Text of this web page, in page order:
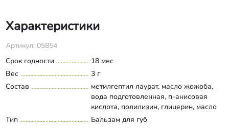
Характеристики
Артикул: 05854
Срок годности
18 мес
Вес
3 г
Состав
метилгептил лаурат, масло жожоба,
вода подготовленная, п-анисовая
кислота, полилизин, глицерин, масло
кокосовое, масляный экстракт ванили,
Развернуть состав
Тип
Бальзам для губ